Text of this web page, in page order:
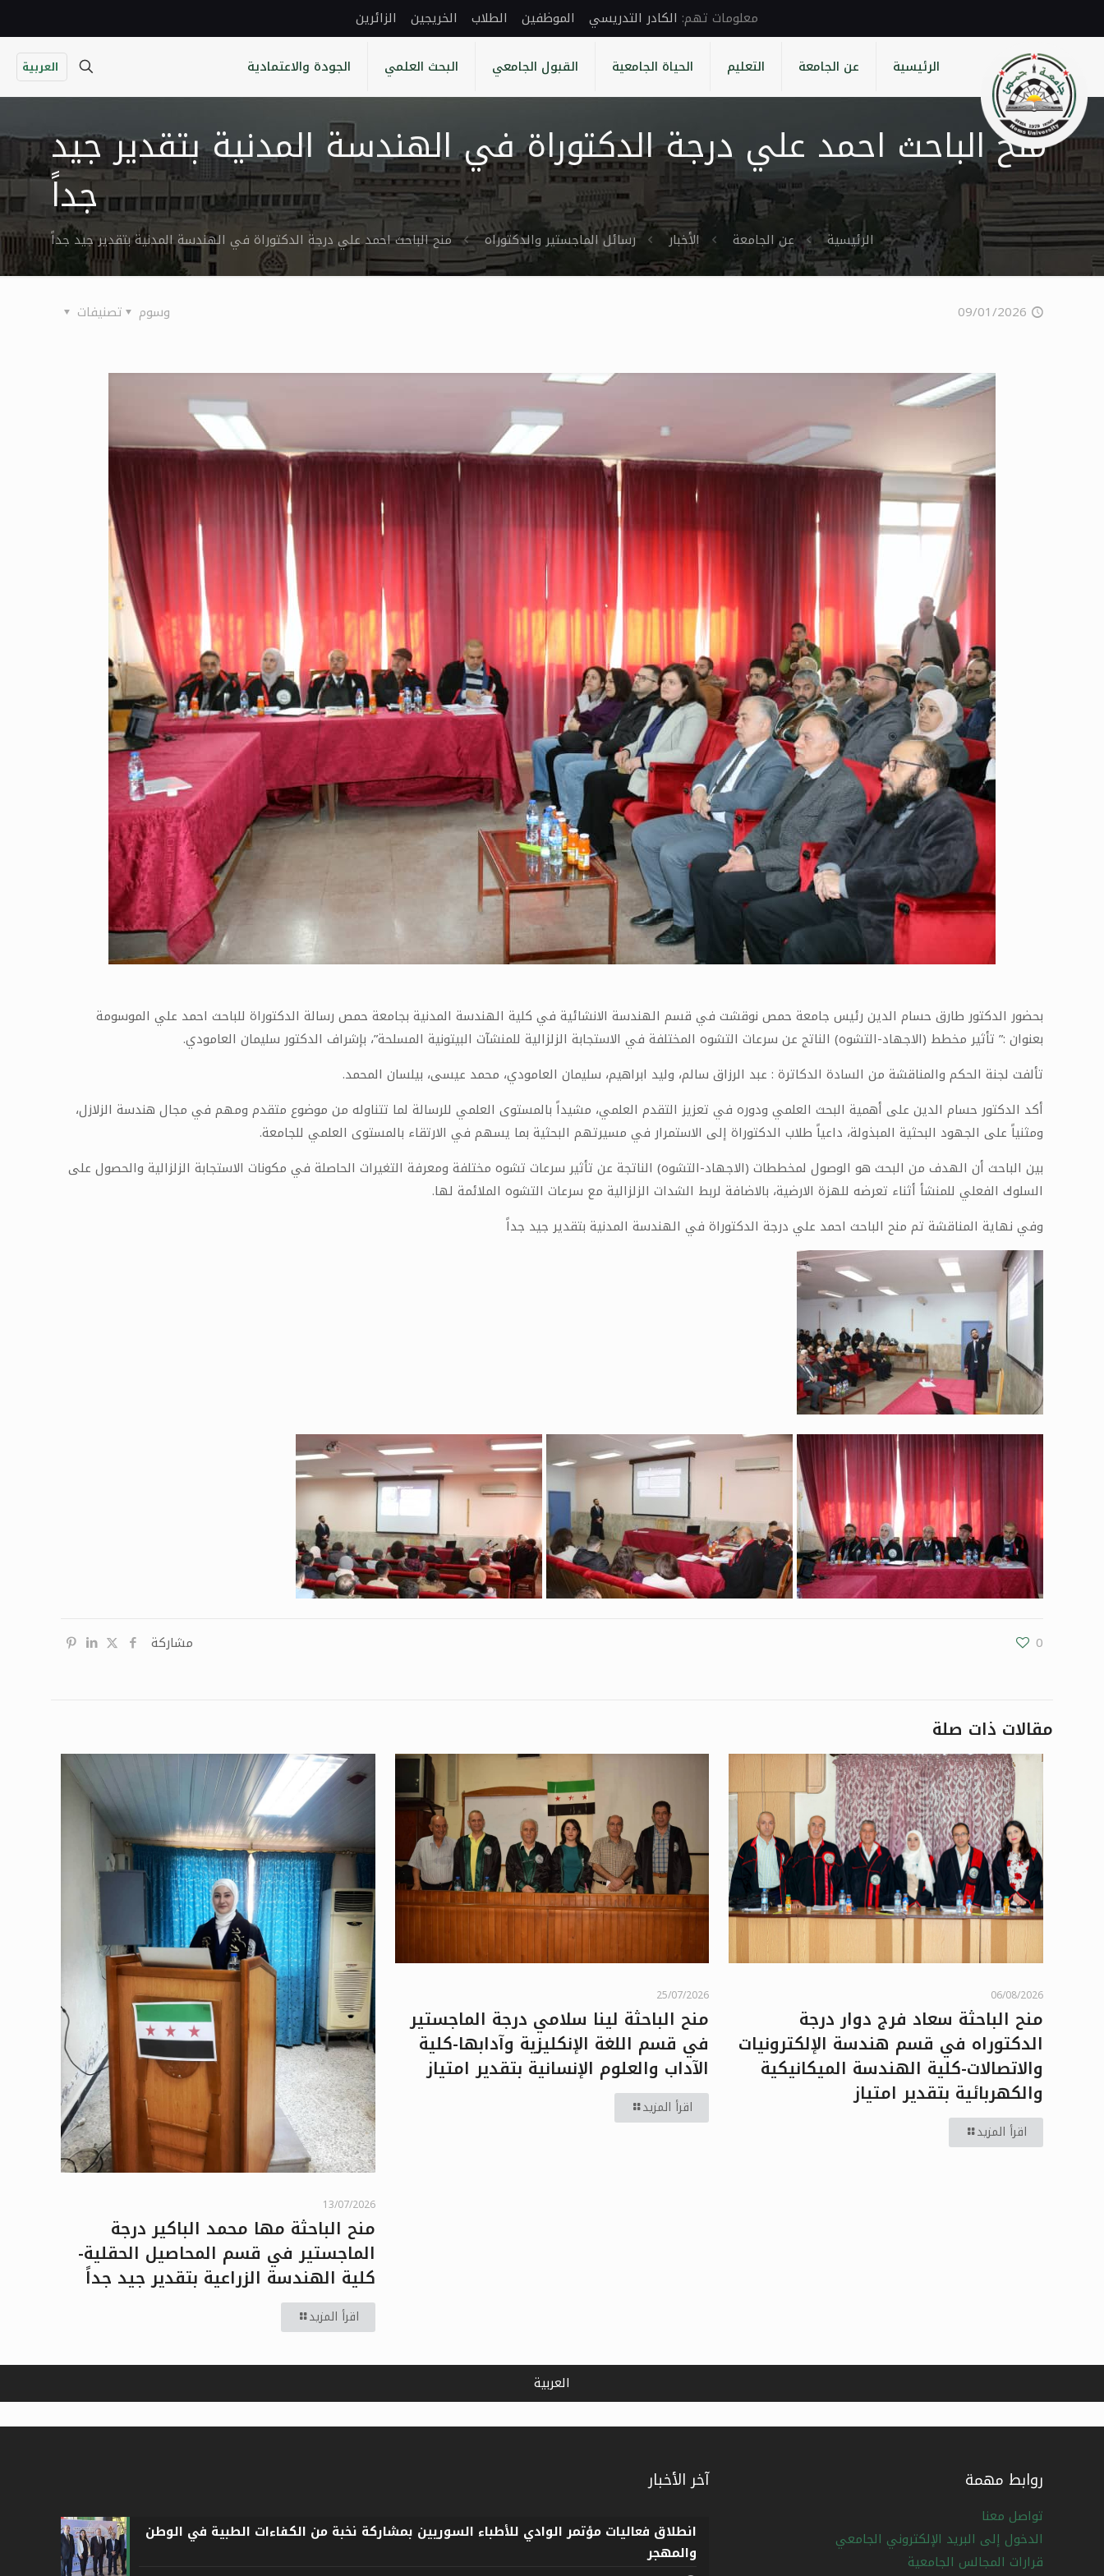
الكادر التدريسي الموظفين الطلاب الخريجين الزائرين
الرئيسية عن الجامعة التعليم الحياة الجامعية القبول الجامعي البحث العلمي الجودة والاعتمادية العربية
منح الباحث احمد علي درجة الدكتوراة في الهندسة المدنية بتقدير جيد
جداً
الرئيسية عن الجامعة الأخبار رسائل الماجستير والدكتوراه منح الباحث احمد علي درجة الدكتوراة في الهندسة المدنية بتقدير جيد جداً
09/01/2026 تصنيفات وسوم
بحضور الدكتور طارق حسام الدين رئيس جامعة حمص نوقشت في قسم الهندسة الانشائية في كلية الهندسة المدنية بجامعة حمص رسالة الدكتوراة للباحث احمد علي الموسومة
بعنوان :” تأثير مخطط (الاجهاد-التشوه) الناتج عن سرعات التشوه المختلفة في الاستجابة الزلزالية للمنشآت البيتونية المسلحة”، بإشراف الدكتور سليمان العامودي.
تألفت لجنة الحكم والمناقشة من السادة الدكاترة : عبد الرزاق سالم، وليد ابراهيم، سليمان العامودي، محمد عيسى، بيلسان المحمد.
أكد الدكتور حسام الدين على أهمية البحث العلمي ودوره في تعزيز التقدم العلمي، مشيداً بالمستوى العلمي للرسالة لما تتناوله من موضوع متقدم ومهم في مجال هندسة الزلازل،
ومثنياً على الجهود البحثية المبذولة، داعياً طلاب الدكتوراة إلى الاستمرار في مسيرتهم البحثية بما يسهم في الارتقاء بالمستوى العلمي للجامعة.
بين الباحث أن الهدف من البحث هو الوصول لمخططات (الاجهاد-التشوه) الناتجة عن تأثير سرعات تشوه مختلفة ومعرفة التغيرات الحاصلة في مكونات الاستجابة الزلزالية والحصول على
السلوك الفعلي للمنشأ أثناء تعرضه للهزة الارضية، بالاضافة لربط الشدات الزلزالية مع سرعات التشوه الملائمة لها.
وفي نهاية المناقشة تم منح الباحث احمد علي درجة الدكتوراة في الهندسة المدنية بتقدير جيد جداً
مشاركة 0
مقالات ذات صلة
06/08/2026
منح الباحثة سعاد فرج دوار درجة
الدكتوراه في قسم هندسة الإلكترونيات
والاتصالات-كلية الهندسة الميكانيكية
والكهربائية بتقدير امتياز
اقرأ المزيد
25/07/2026
منح الباحثة لينا سلامي درجة الماجستير
في قسم اللغة الإنكليزية وآدابها-كلية
الآداب والعلوم الإنسانية بتقدير امتياز
اقرأ المزيد
13/07/2026
منح الباحثة مها محمد الباكير درجة
الماجستير في قسم المحاصيل الحقلية-
كلية الهندسة الزراعية بتقدير جيد جداً
اقرأ المزيد
روابط مهمة
تواصل معنا
الدخول إلى البريد الإلكتروني الجامعي
قرارات المجالس الجامعية
آخر الأخبار
انطلاق فعاليات مؤتمر الوادي للأطباء السوريين بمشاركة نخبة من الكفاءات الطبية في الوطن
والمهجر
العربية